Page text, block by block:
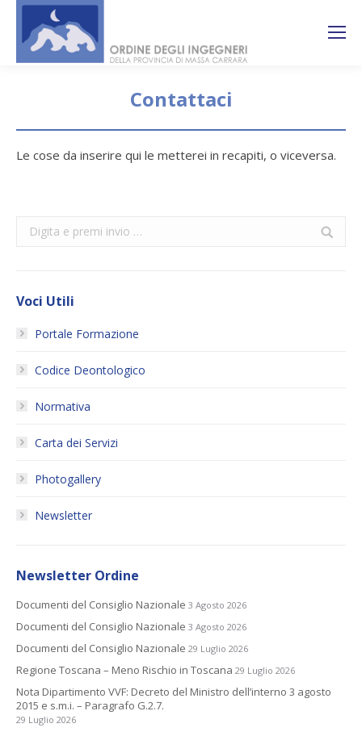
Contattaci
Le cose da inserire qui le metterei in recapiti, o viceversa.
Search:
Voci Utili
Portale Formazione
Codice Deontologico
Normativa
Carta dei Servizi
Photogallery
Newsletter
Newsletter Ordine
Documenti del Consiglio Nazionale 3 Agosto 2026
Documenti del Consiglio Nazionale 3 Agosto 2026
Documenti del Consiglio Nazionale 29 Luglio 2026
Regione Toscana – Meno Rischio in Toscana 29 Luglio 2026
Nota Dipartimento VVF: Decreto del Ministro dell’interno 3 agosto
2015 e s.m.i. – Paragrafo G.2.7.
29 Luglio 2026